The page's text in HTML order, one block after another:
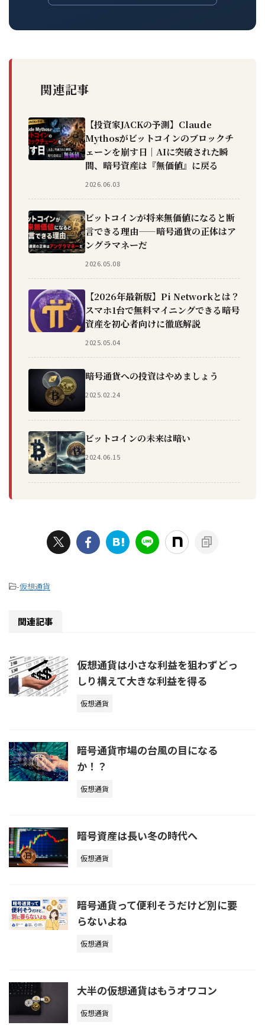
関連記事
【投資家JACKの予測】Claude
Mythosがビットコインのブロックチ
ェーンを崩す日｜AIに突破された瞬
間、暗号資産は『無価値』に戻る
2026.06.03
ビットコインが将来無価値になると断
言できる理由——暗号通貨の正体はア
ングラマネーだ
2026.05.08
【2026年最新版】Pi Networkとは？
スマホ1台で無料マイニングできる暗号
資産を初心者向けに徹底解説
2025.05.04
暗号通貨への投資はやめましょう
2025.02.24
ビットコインの未来は暗い
2024.06.15
-仮想通貨
関連記事
仮想通貨は小さな利益を狙わずどっ
しり構えて大きな利益を得る
仮想通貨
暗号通貨市場の台風の目になる
か！？
仮想通貨
暗号資産は長い冬の時代へ
仮想通貨
暗号通貨って便利そうだけど別に要
らないよね
仮想通貨
大半の仮想通貨はもうオワコン
仮想通貨